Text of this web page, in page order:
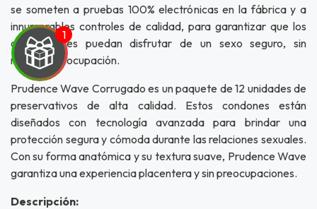
se someten a pruebas 100% electrónicas en la fábrica y a
innumerables controles de calidad, para garantizar que los
consumidores puedan disfrutar de un sexo seguro, sin
ninguna preocupación.
Prudence Wave Corrugado es un paquete de 12 unidades de
preservativos de alta calidad. Estos condones están
diseñados con tecnología avanzada para brindar una
protección segura y cómoda durante las relaciones sexuales.
Con su forma anatómica y su textura suave, Prudence Wave
garantiza una experiencia placentera y sin preocupaciones.
Descripción: